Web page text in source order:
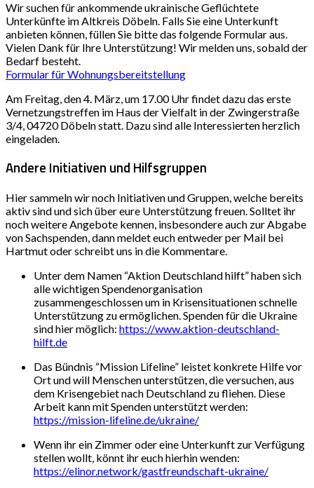
Wir suchen für ankommende ukrainische Geflüchtete
Unterkünfte im Altkreis Döbeln. Falls Sie eine Unterkunft
anbieten können, füllen Sie bitte das folgende Formular aus.
Vielen Dank für Ihre Unterstützung! Wir melden uns, sobald der
Bedarf besteht.
Formular für Wohnungsbereitstellung
Am Freitag, den 4. März, um 17.00 Uhr findet dazu das erste
Vernetzungstreffen im Haus der Vielfalt in der Zwingerstraße
3/4, 04720 Döbeln statt. Dazu sind alle Interessierten herzlich
eingeladen.
Andere Initiativen und Hilfsgruppen
Hier sammeln wir noch Initiativen und Gruppen, welche bereits
aktiv sind und sich über eure Unterstützung freuen. Solltet ihr
noch weitere Angebote kennen, insbesondere auch zur Abgabe
von Sachspenden, dann meldet euch entweder per Mail bei
Hartmut oder schreibt uns in die Kommentare.
Unter dem Namen “Aktion Deutschland hilft” haben sich
alle wichtigen Spendenorganisation
zusammengeschlossen um in Krisensituationen schnelle
Unterstützung zu ermöglichen. Spenden für die Ukraine
sind hier möglich: https://www.aktion-deutschland-
hilft.de
Das Bündnis “Mission Lifeline” leistet konkrete Hilfe vor
Ort und will Menschen unterstützen, die versuchen, aus
dem Krisengebiet nach Deutschland zu fliehen. Diese
Arbeit kann mit Spenden unterstützt werden:
https://mission-lifeline.de/ukraine/
Wenn ihr ein Zimmer oder eine Unterkunft zur Verfügung
stellen wollt, könnt ihr euch hierhin wenden:
https://elinor.network/gastfreundschaft-ukraine/